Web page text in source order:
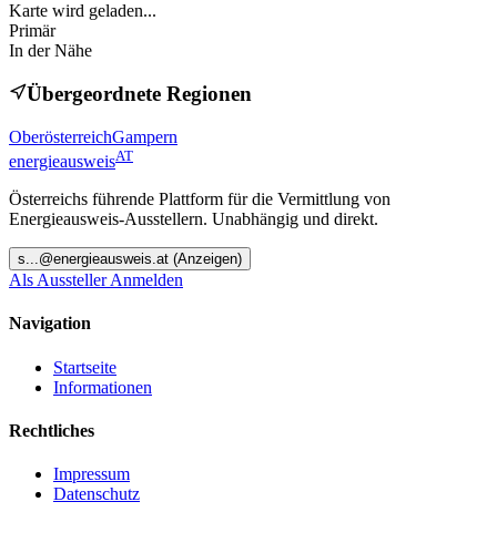
Karte wird geladen...
Primär
In der Nähe
Übergeordnete Regionen
OberösterreichGampern
energieausweisAT
Österreichs führende Plattform für die Vermittlung von
Energieausweis-Ausstellern. Unabhängig und direkt.
s ...@energieausweis.at (Anzeigen)
Als Aussteller Anmelden
Navigation
Startseite
Informationen
Rechtliches
Impressum
Datenschutz